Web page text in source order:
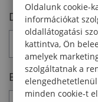
Dologi
Beruházási
Oldalunk cookie-
információkat
oldallátogatási
kattintva, Ön
amelyek
szolgáltatnak a
minden cookie-t